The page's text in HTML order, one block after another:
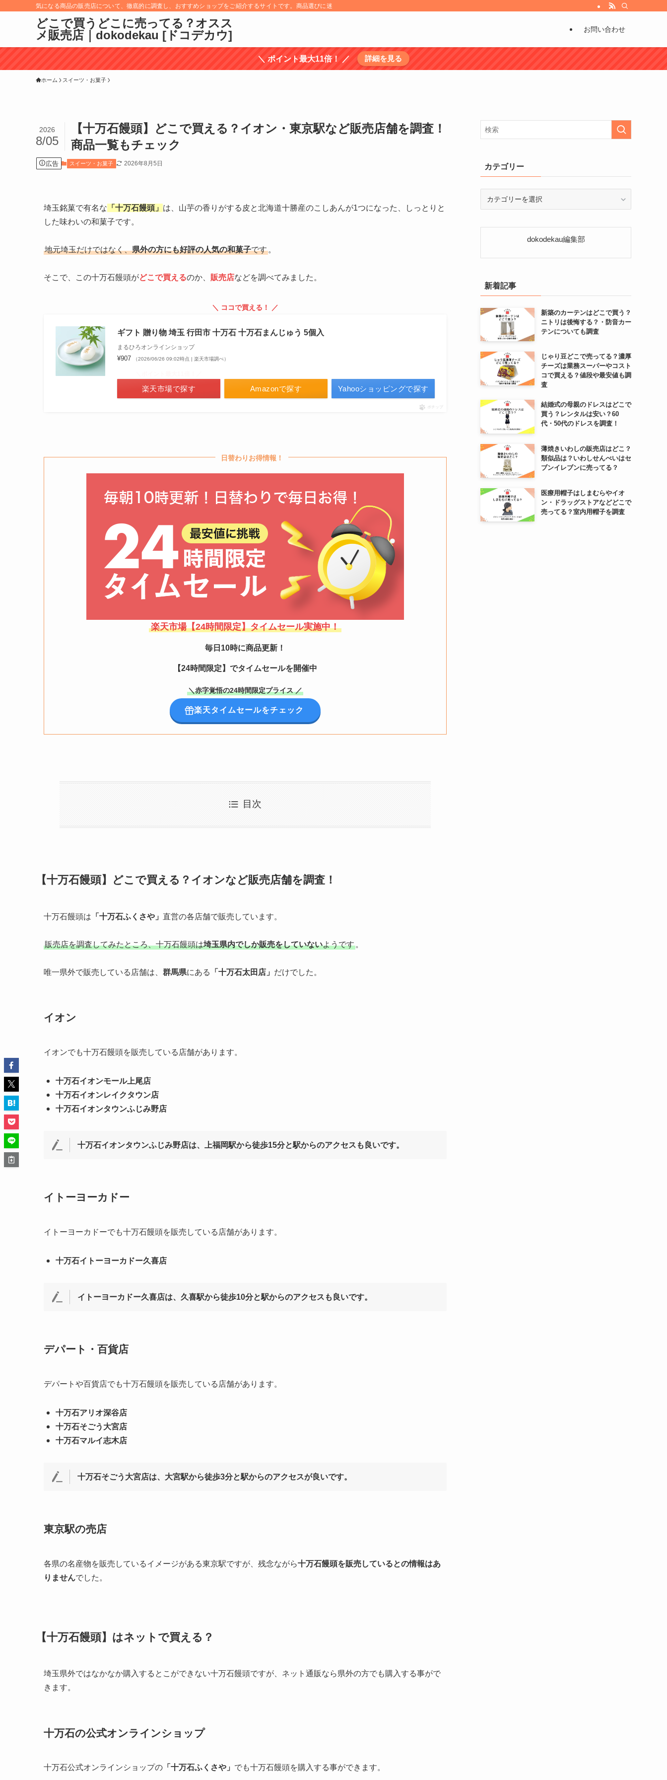
気になる商品の販売店について、徹底的に調査し、おすすめショップをご紹介するサイトです。商品選びに迷うものについては、商品の特徴を調べ選び方などもお伝えしています。
どこで買うどこに売ってる？オスス
メ販売店｜dokodekau [ドコデカウ]
お問い合わせ
＼ ポイント最大11倍！ ／ 詳細を見る
ホーム スイーツ・お菓子
【十万石饅頭】どこで買える？イオン・東京駅など販売店舗を調査！
商品一覧もチェック
2026
8/05
広告 スイーツ・お菓子 2026年8月5日
埼玉銘菓で有名な 「十万石饅頭」 は、山芋の香りがする皮と北海道十勝産のこしあんが1つになった、しっとりと
した味わいの和菓子です。
地元埼玉だけではなく、県外の方にも好評の人気の和菓子です 。
そこで、この十万石饅頭がどこで買えるのか、 販売店などを調べてみました。
＼ ココで買える！ ／
ギフト 贈り物 埼玉 行田市 十万石 十万石まんじゅう 5個入
まるひろオンラインショップ
¥907 （2026/06/26 09:02時点 | 楽天市場調べ）
Amazonで探す
楽天市場で探す Yahooショッピングで探す
ポチップ
日替わりお得情報！
楽天市場【24時間限定】タイムセール実施中！
毎日10時に商品更新！
【24時間限定】でタイムセールを開催中
＼赤字覚悟の24時間限定プライス ／
楽天タイムセールをチェック
目次
【十万石饅頭】どこで買える？イオンなど販売店舗を調査！
十万石饅頭は 「十万石ふくさや」 直営の各店舗で販売しています。
販売店を調査してみたところ、十万石饅頭は埼玉県内でしか販売をしていないようです 。
唯一県外で販売している店舗は、 群馬県にある 「十万石太田店」 だけでした。
イオン
イオンでも十万石饅頭を販売している店舗があります。
十万石イオンモール上尾店
十万石イオンレイクタウン店
十万石イオンタウンふじみ野店
十万石イオンタウンふじみ野店は、上福岡駅から徒歩15分と駅からのアクセスも良いです。
イトーヨーカドー
イトーヨーカドーでも十万石饅頭を販売している店舗があります。
十万石イトーヨーカドー久喜店
イトーヨーカドー久喜店は、久喜駅から徒歩10分と駅からのアクセスも良いです。
デパート・百貨店
デパートや百貨店でも十万石饅頭を販売している店舗があります。
十万石アリオ深谷店
十万石そごう大宮店
十万石マルイ志木店
十万石そごう大宮店は、大宮駅から徒歩3分と駅からのアクセスが良いです。
東京駅の売店
各県の名産物を販売しているイメージがある東京駅ですが、残念ながら十万石饅頭を販売しているとの情報はあ
りませんでした。
【十万石饅頭】はネットで買える？
埼玉県外ではなかなか購入するとこができない十万石饅頭ですが、ネット通販なら県外の方でも購入する事がで
きます。
十万石の公式オンラインショップ
十万石公式オンラインショップの 「十万石ふくさや」 でも十万石饅頭を購入する事ができます。
カテゴリー
リ
dokodekau編集部
新着記事
新築のカーテンはどこで買う？
ニトリは後悔する？・防音カー
テンについても調査
じゃり豆どこで売ってる？濃厚
チーズは業務スーパーやコスト
コで買える？値段や最安値も調
査
結婚式の母親のドレスはどこで
買う？レンタルは安い？60
代・50代のドレスを調査！
薄焼きいわしの販売店はどこ？
類似品は？いわしせんべいはセ
ブンイレブンに売ってる？
医療用帽子はしまむらやイオ
ン・ドラッグストアなどどこで
売ってる？室内用帽子を調査